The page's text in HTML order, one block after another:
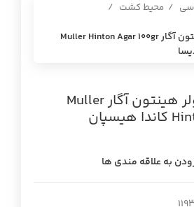
محیط کشت
محيط كشت مولر هينتون آگار Muller Hinton Agar 100gr
محيط كشت مولر هينتون آگار Muller
Hinton Agar 100gr كاندا هيسپان
به علاقه مندی ها